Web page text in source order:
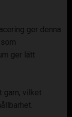
ger denna
ger lätt
garn, vilket